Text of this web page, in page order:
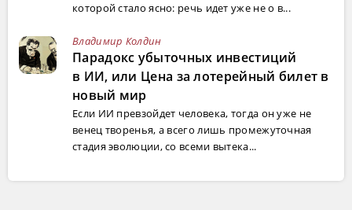
которой стало ясно: речь идет уже не о в...
Владимир Колдин
Парадокс убыточных инвестиций
в ИИ, или Цена за лотерейный билет в
новый мир
Если ИИ превзойдет человека, тогда он уже не
венец творенья, а всего лишь промежуточная
стадия эволюции, со всеми вытека...